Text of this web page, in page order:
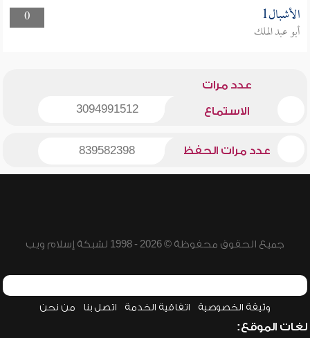
0
الأشبال1
أبو عبد الملك
عدد مرات
الاستماع 3094991512
عدد مرات الحفظ 839582398
جميع الحقوق محفوظة © 2026 - 1998 لشبكة إسلام ويب
وثيقة الخصوصية اتفاقية الخدمة اتصل بنا من نحن
لغات الموقع: